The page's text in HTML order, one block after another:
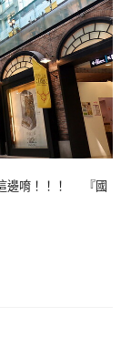
這邊唷！！！ 『國